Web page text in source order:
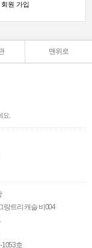
회원 가입
맨위로
요.
랑트리 캐슬 비004
호